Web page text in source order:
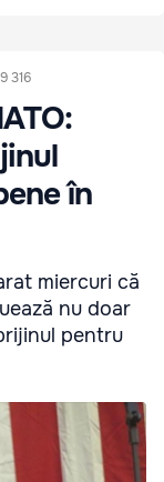
9 316
în
miercuri că
nu doar
pentru